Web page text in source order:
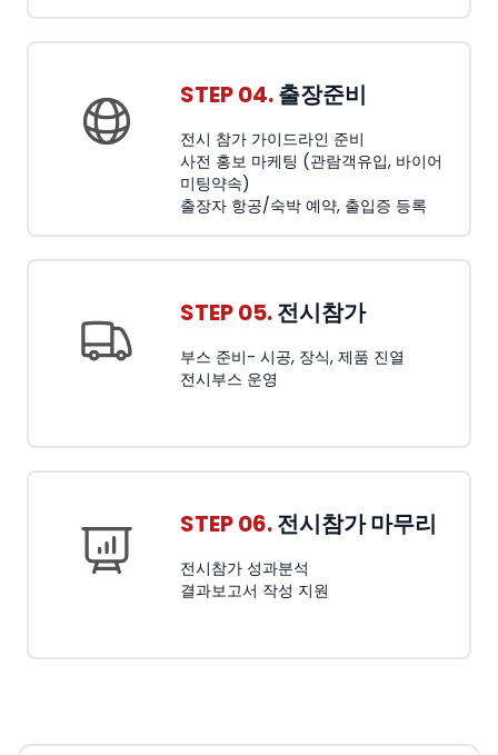
STEP 04.출장준비
전시 참가 가이드라인 준비
사전 홍보 마케팅 (관람객유입, 바이어
미팅약속)
출장자 항공/숙박 예약, 출입증 등록
STEP 05.전시참가
부스 준비- 시공, 장식, 제품 진열
전시부스 운영
STEP 06.전시참가 마무리
전시참가 성과분석
결과보고서 작성 지원